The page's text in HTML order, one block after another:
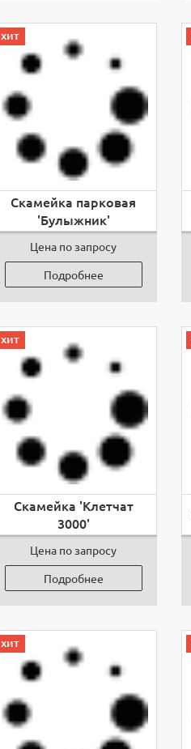
хит
Скамейка парковая
'Булыжник'
Цена по запросу
Подробнее
хит
Скамейка 'Клетчат
3000'
Цена по запросу
Подробнее
хит